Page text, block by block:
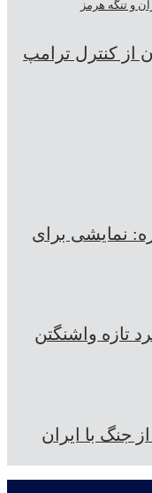
از کنترل ترامپ
نمایشی برای
تازه واشنگتن
جنگ با ایران